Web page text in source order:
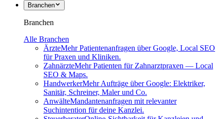
Branchen
Branchen
Alle Branchen
ÄrzteMehr Patientenanfragen über Google, Local SEO
für Praxen und Kliniken.
ZahnärzteMehr Patienten für Zahnarztpraxen — Local
SEO & Maps.
HandwerkerMehr Aufträge über Google: Elektriker,
Sanitär, Schreiner, Maler und Co.
AnwälteMandantenanfragen mit relevanter
Suchintention für deine Kanzlei.